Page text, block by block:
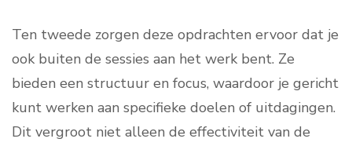
Ten tweede zorgen deze opdrachten ervoor dat je
ook buiten de sessies aan het werk bent. Ze
bieden een structuur en focus, waardoor je gericht
kunt werken aan specifieke doelen of uitdagingen.
Dit vergroot niet alleen de effectiviteit van de